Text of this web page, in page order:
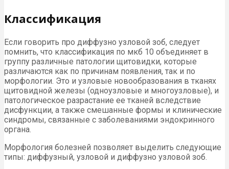
Классификация
Если говорить про диффузно узловой зоб, следует
помнить, что классификация по мкб 10 объединяет в
группу различные патологии щитовидки, которые
различаются как по причинам появления, так и по
морфологии. Это и узловые новообразования в тканях
щитовидной железы (одноузловые и многоузловые), и
патологическое разрастание ее тканей вследствие
дисфункции, а также смешанные формы и клинические
синдромы, связанные с заболеваниями эндокринного
органа.
Морфология болезней позволяет выделить следующие
типы: диффузный, узловой и диффузно узловой зоб.